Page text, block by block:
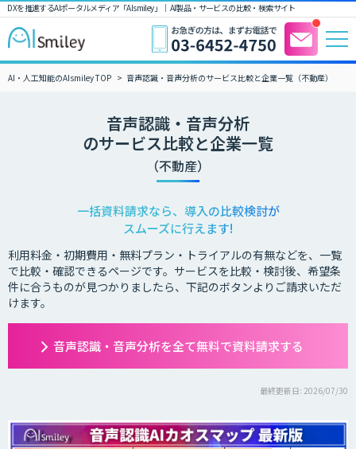
DXを推進するAIポータルメディア「AIsmiley」｜ AI製品・サービスの比較・検索サイト
AI・人工知能のAIsmiley TOP 音声認識・音声分析のサービス比較と企業一覧（不動産）
音声認識・音声分析
のサービス比較と企業一覧
（不動産）
一括資料請求なら、導入の比較検討が
スムーズに行えます!
利用料金・初期費用・無料プラン・トライアルの有無などを、一覧
で比較・確認できるページです。サービスを比較・検討後、希望条
件に合うものが見つかりましたら、下記のボタンよりご請求いただ
けます。
音声認識・音声分析を全て無料で資料請求する
最終更新日: 2026/07/30